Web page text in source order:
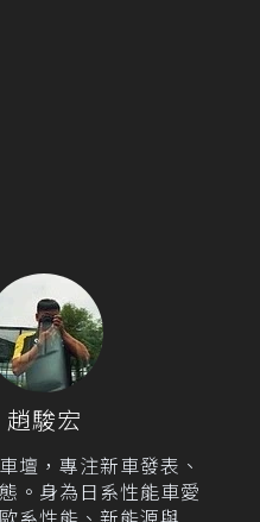
趙駿宏
壇，專注新車發表、
。身為日系性能車愛